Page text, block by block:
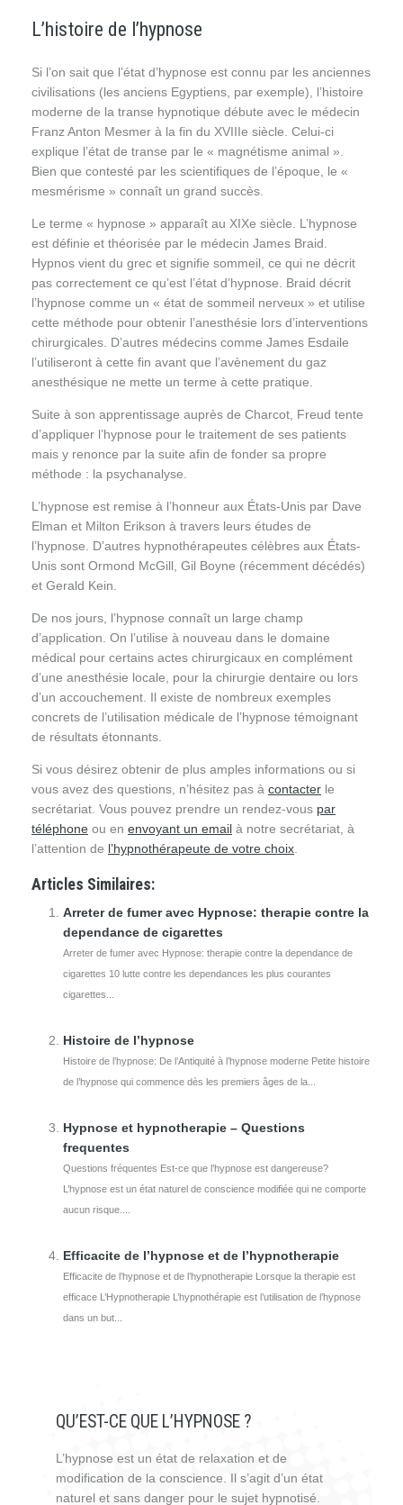
L’histoire de l’hypnose
Si l’on sait que l’état d’hypnose est connu par les anciennes
civilisations (les anciens Egyptiens, par exemple), l’histoire
moderne de la transe hypnotique débute avec le médecin
Franz Anton Mesmer à la fin du XVIIIe siècle. Celui-ci
explique l’état de transe par le « magnétisme animal ».
Bien que contesté par les scientifiques de l’époque, le «
mesmérisme » connaît un grand succès.
Le terme « hypnose » apparaît au XIXe siècle. L’hypnose
est définie et théorisée par le médecin James Braid.
Hypnos vient du grec et signifie sommeil, ce qui ne décrit
pas correctement ce qu’est l’état d’hypnose. Braid décrit
l’hypnose comme un « état de sommeil nerveux » et utilise
cette méthode pour obtenir l’anesthésie lors d’interventions
chirurgicales. D’autres médecins comme James Esdaile
l’utiliseront à cette fin avant que l’avènement du gaz
anesthésique ne mette un terme à cette pratique.
Suite à son apprentissage auprès de Charcot, Freud tente
d’appliquer l’hypnose pour le traitement de ses patients
mais y renonce par la suite afin de fonder sa propre
méthode : la psychanalyse.
L’hypnose est remise à l’honneur aux États-Unis par Dave
Elman et Milton Erikson à travers leurs études de
l’hypnose. D’autres hypnothérapeutes célèbres aux États-
Unis sont Ormond McGill, Gil Boyne (récemment décédés)
et Gerald Kein.
De nos jours, l’hypnose connaît un large champ
d’application. On l’utilise à nouveau dans le domaine
médical pour certains actes chirurgicaux en complément
d’une anesthésie locale, pour la chirurgie dentaire ou lors
d’un accouchement. Il existe de nombreux exemples
concrets de l’utilisation médicale de l’hypnose témoignant
de résultats étonnants.
Si vous désirez obtenir de plus amples informations ou si
vous avez des questions, n’hésitez pas à contacter le
secrétariat. Vous pouvez prendre un rendez-vous par
téléphone ou en envoyant un email à notre secrétariat, à
l’attention de l’hypnothérapeute de votre choix
Articles Similaires:
Arreter de fumer avec Hypnose: therapie contre la
dependance de cigarettes
Arreter de fumer avec Hypnose: therapie contre la dependance de
cigarettes 10 lutte contre les dependances les plus courantes
cigarettes...
Histoire de l’hypnose
Histoire de l’hypnose: De l’Antiquité à l’hypnose moderne Petite histoire
de l’hypnose qui commence dès les premiers âges de la...
Hypnose et hypnotherapie – Questions
frequentes
Questions fréquentes Est-ce que l’hypnose est dangereuse?
L’hypnose est un état naturel de conscience modifiée qui ne comporte
aucun risque....
Efficacite de l’hypnose et de l’hypnotherapie
Efficacite de l’hypnose et de l’hypnotherapie Lorsque la therapie est
efficace L’Hypnotherapie L’hypnothérapie est l’utilisation de l’hypnose
dans un but...
QU’EST-CE QUE L’HYPNOSE ?
L’hypnose est un état de relaxation et de
modification de la conscience. Il s’agit d’un état
naturel et sans danger pour le sujet hypnotisé.